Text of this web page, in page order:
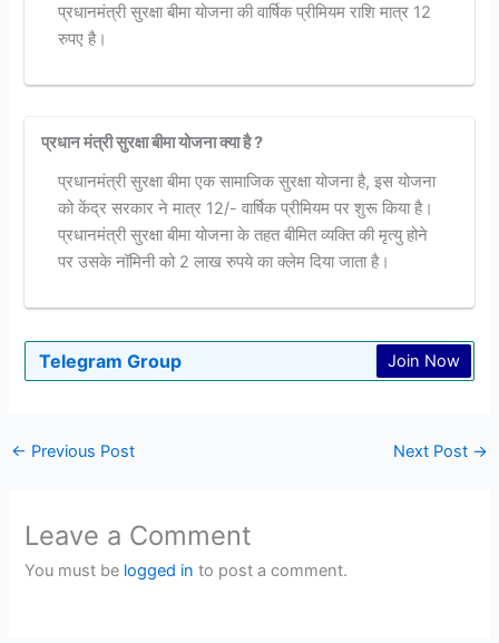
प्रधानमंत्री सुरक्षा बीमा योजना की वार्षिक प्रीमियम राशि मात्र 12
रुपए है।
प्रधान मंत्री सुरक्षा बीमा योजना क्या है ?
प्रधानमंत्री सुरक्षा बीमा एक सामाजिक सुरक्षा योजना है, इस योजना
को केंद्र सरकार ने मात्र 12/- वार्षिक प्रीमियम पर शुरू किया है।
प्रधानमंत्री सुरक्षा बीमा योजना के तहत बीमित व्यक्ति की मृत्यु होने
पर उसके नॉमिनी को 2 लाख रुपये का क्लेम दिया जाता है।
Telegram Group Join Now
← Previous Post Next Post →
Leave a Comment
You must be logged in to post a comment.